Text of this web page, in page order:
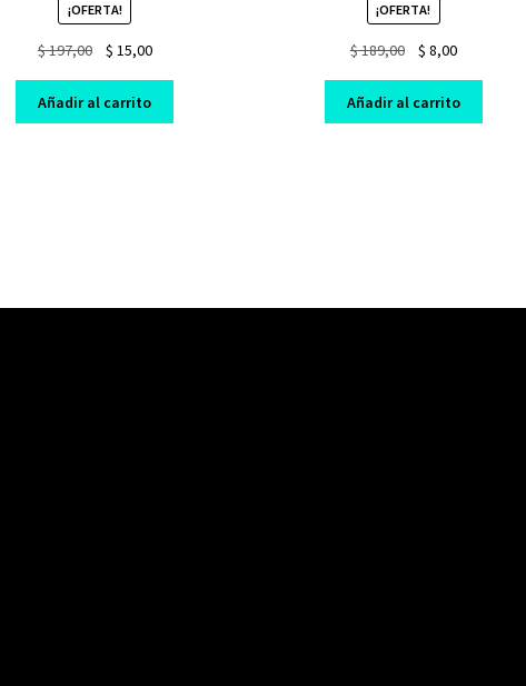
¡OFERTA!
$197,00
Original
was:
$ 197,00.
$ 15,00Current
is:
$ 15,00.
Añadir al carrito
¡OFERTA!
$189,00
Original
was:
$ 189,00.
$ 8,00Current
is:
$ 8,00.
Añadir al carrito